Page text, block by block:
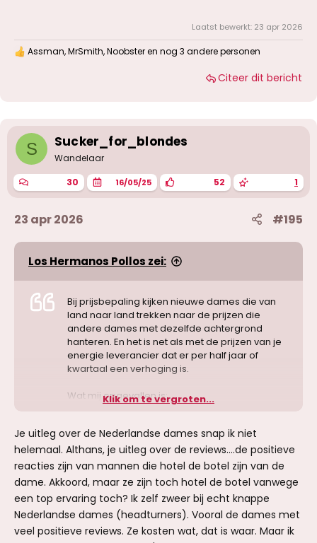
Laatst bewerkt: 23 apr 2026
W
n
g
n
:
Assman,MrSmith,Noobsteren nog 3 andere personen
Citeer dit bericht
S Sucker_for_blondes
Wandelaar
30 16/05/25 52 1
23 apr 2026 #195
Los Hermanos Pollos zei:
Bij prijsbepaling kijken nieuwe dames die van
land naar land trekken naar de prijzen die
andere dames met dezelfde achtergrond
hanteren. En het is net als met de prijzen van je
energie leverancier dat er per half jaar of
kwartaal een verhoging is.
Wat mij opgevallen is:
- Braziliaanse dames vragen voor 1 uur
komen meestal inbegrepen is. De geleverde
kwaliteit is 7 van de 10 keer top! Het uiterlijk van
de dame ten opzichte van de foto is ook meer
dan vaak gelijkend. Geen handjes ervoor of
rare restricties. 2e helft van 2025 was dit
trouwens 200 euro per uur.
Al met al, voor de geleverde kwaliteit voor mij
de moeite waard.
Klik om te vergroten...
Je uitleg over de Nederlandse dames snap ik niet
helemaal. Althans, je uitleg over de reviews….de positieve
reacties zijn van mannen die hotel de botel zijn van de
dame. Akkoord, maar ze zijn toch hotel de botel vanwege
een top ervaring toch? Ik zelf zweer bij echt knappe
Nederlandse dames (headturners). Vooral de dames met
veel positieve reviews. Ze kosten wat, dat is waar. Maar ik